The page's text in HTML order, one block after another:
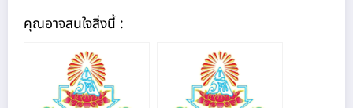
คุณอาจสนใจสิ่งนี้ :